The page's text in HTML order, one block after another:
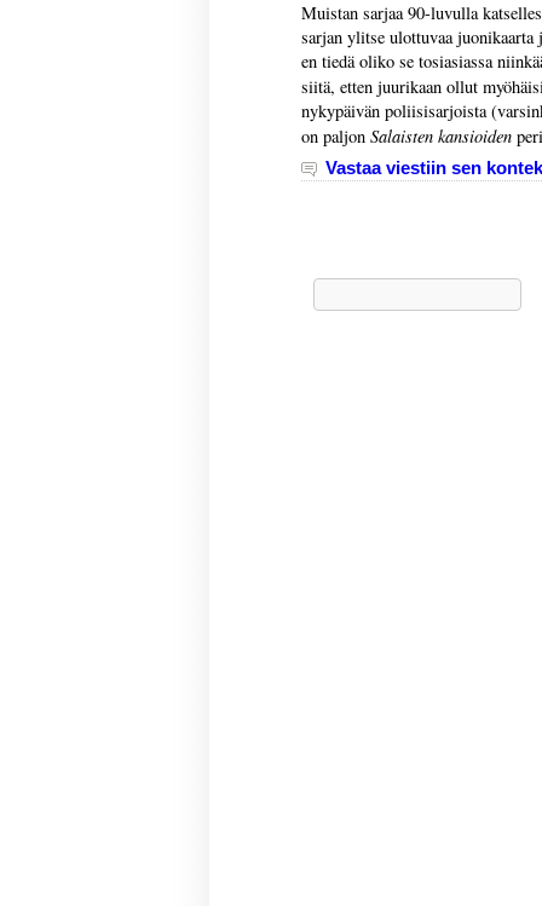
Muistan sarjaa 90-luvulla
sarjan ylitse ulottuvaa
en tiedä oliko se tosiasiassa
siitä, etten juurikaan ollut
nykypäivän poliisisarjoista
on paljon Salaisten kansioiden
Vastaa viestiin sen